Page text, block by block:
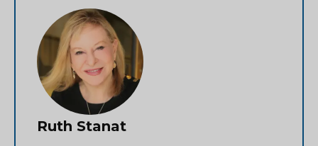
Ruth Stanat